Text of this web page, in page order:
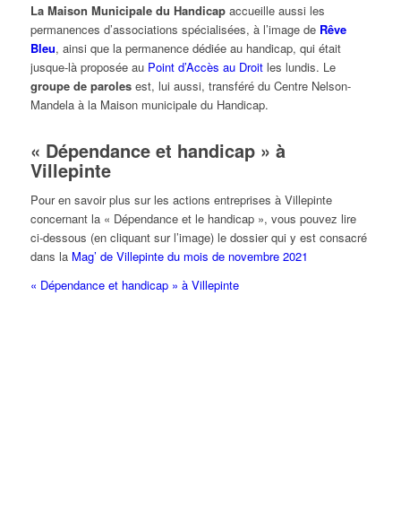
La Maison Municipale du Handicapaccueille aussi les
permanences d’associations spécialisées, à l’image de Rêve
Bleu, ainsi que la permanence dédiée au handicap, qui était
jusque-là proposée au Point d’Accès au Droitles lundis. Le
groupe de parolesest, lui aussi, transféré du Centre Nelson-
Mandela à la Maison municipale du Handicap.
« Dépendance et handicap » à
Villepinte
Pour en savoir plus sur les actions entreprises à Villepinte
concernant la « Dépendance et le handicap », vous pouvez lire
ci-dessous (en cliquant sur l’image) le dossier qui y est consacré
dans la Mag’ de Villepinte du mois de novembre 2021
« Dépendance et handicap » à Villepinte